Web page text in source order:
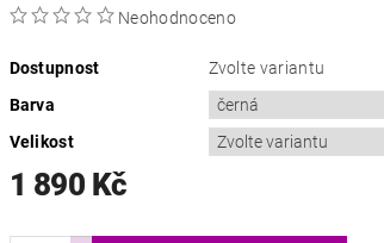
Neohodnoceno
Dostupnost
Zvolte variantu
Barva
Velikost
1 890 Kč